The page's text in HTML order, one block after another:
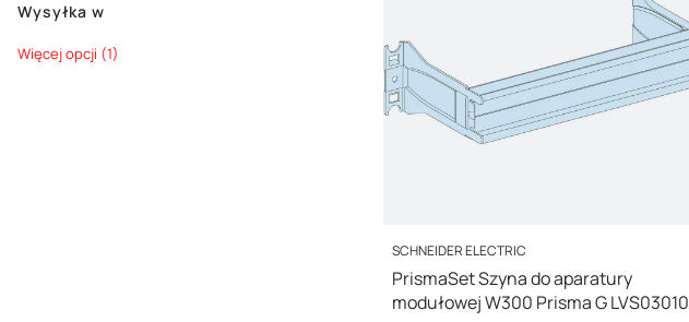
Wysyłka w
Wysyłka w
Więcej opcji (1)
PRODUCENT
SCHNEIDER ELECTRIC
PrismaSet Szyna do aparatury
modułowej W300 Prisma G LVS03010